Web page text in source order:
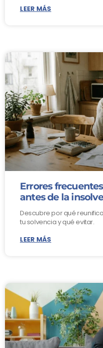
LEER MÁS
Errores
antes de la
Descubre por qué
tu solvencia y qué evitar.
LEER MÁS